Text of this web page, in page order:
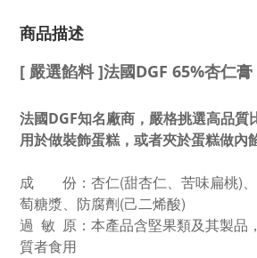
商品描述
[ 嚴選餡料 ]法國DGF 65%杏仁膏
法國DGF知名廠商，嚴格挑選高品質
用於做裝飾蛋糕，或者夾於蛋糕做內
成 份：杏仁(甜杏仁、苦味扁桃)、
萄糖漿、防腐劑(己二烯酸)
過 敏 原：本產品含堅果類及其製品
質者食用